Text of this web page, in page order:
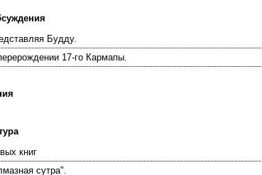
Будду.
17-го Кармапы.
книг
сутра".